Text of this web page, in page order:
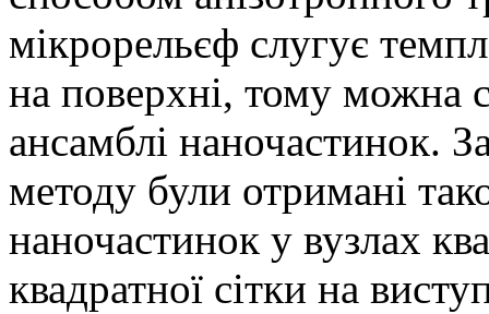
мікрорельєф слугує
на поверхні, тому можна
ансамблі наночастинок.
методу були отримані
наночастинок у вузлах
квадратної сітки на